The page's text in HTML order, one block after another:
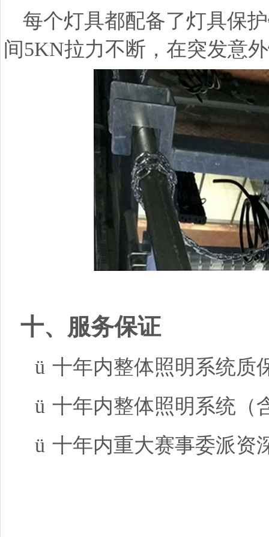
每个灯具都配备了灯具保
间5KN拉力不断，在突发意
十、服务保证
ü 十年内整体照明系统质
ü 十年内整体照明系统（
ü 十年内重大赛事委派资